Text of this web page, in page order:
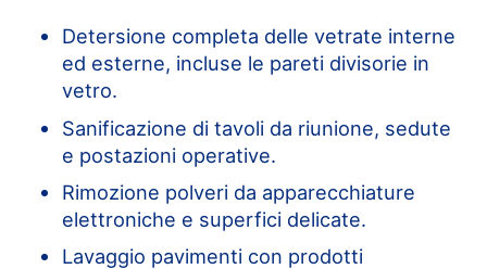
Detersione completa delle vetrate interne
ed esterne, incluse le pareti divisorie in
vetro.
Sanificazione di tavoli da riunione, sedute
e postazioni operative.
Rimozione polveri da apparecchiature
elettroniche e superfici delicate.
Lavaggio pavimenti con prodotti